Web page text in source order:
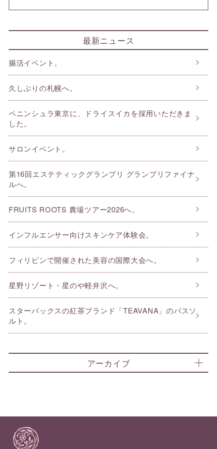
最新ニュース
腸活イベント。
久しぶりの札幌へ。
ペニンシュラ東京に、ドライスイカを採用いただきま
した。
サロンイベント。
第16回エステティックグランプリ グランプリファイナ
ルへ。
FRUITS ROOTS 農場ツアー2026へ。
インフルエンサー向けスキンケア体験会。
フィリピンで開催された美容の国際大会へ。
星野リゾート・星のや軽井沢へ。
スターバックスの紅茶ブランド「TEAVANA」のバスソ
ルト。
アーカイブ